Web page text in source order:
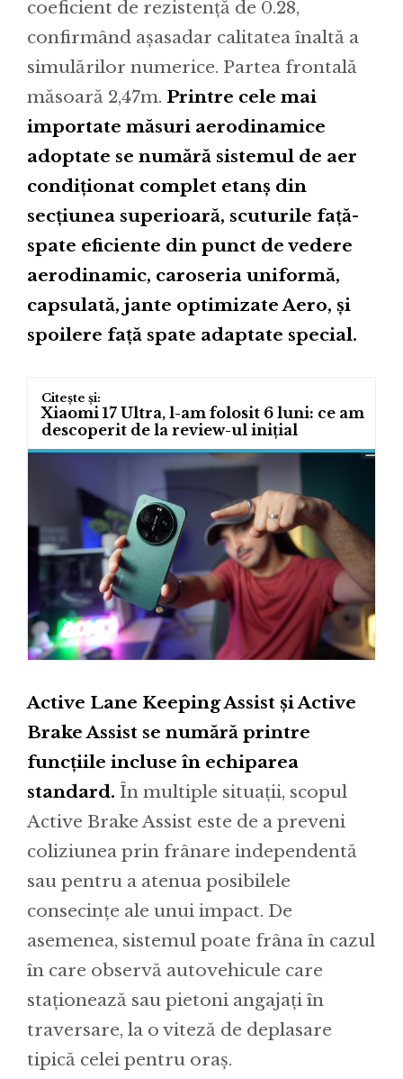
coeficient de rezistență de 0.28,
confirmând așasadar calitatea înaltă a
simulărilor numerice. Partea frontală
măsoară 2,47m. Printre cele mai
importate măsuri aerodinamice
adoptate se numără sistemul de aer
condiționat complet etanș din
secțiunea superioară, scuturile față-
spate eficiente din punct de vedere
aerodinamic, caroseria uniformă,
capsulată, jante optimizate Aero, și
spoilere față spate adaptate special.
Xiaomi 17 Ultra, l-am folosit 6 luni: ce am
descoperit de la review-ul inițial
Active Lane Keeping Assist și Active
Brake Assist se numără printre
funcțiile incluse în echiparea
standard. În multiple situații, scopul
Active Brake Assist este de a preveni
coliziunea prin frânare independentă
sau pentru a atenua posibilele
consecințe ale unui impact. De
asemenea, sistemul poate frâna în cazul
în care observă autovehicule care
staționează sau pietoni angajați în
traversare, la o viteză de deplasare
tipică celei pentru oraș.